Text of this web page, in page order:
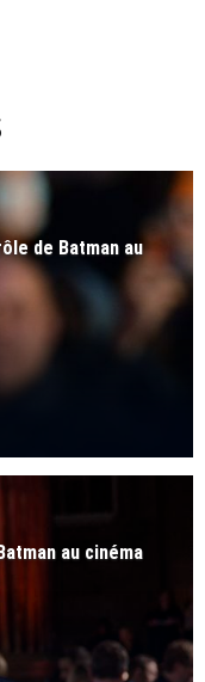
de Batman au
au cinéma